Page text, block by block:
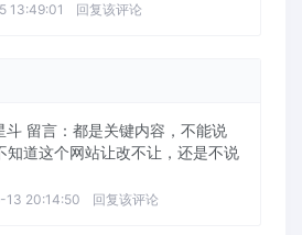
13:49:01 回复该评论
斗 留言：都是关键内容，不能说
知道这个网站让改不让，还是不说
13 20:14:50 回复该评论